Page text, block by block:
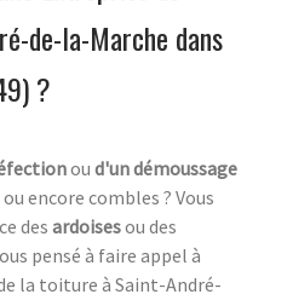
de-la-Marche dans
?
ou d'un démoussage
encore combles ? Vous
des ardoisesou des
pensé à faire appel à
la toiture à Saint-André-